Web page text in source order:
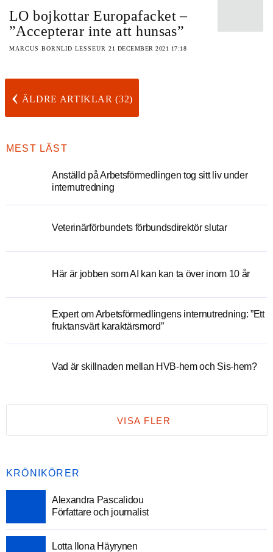
LO bojkottar Europafacket –
”Accepterar inte att hunsas”
MARCUS BORNLID LESSEUR 21 DECEMBER 2021 17:18
‹ ÄLDRE ARTIKLAR (32)
MEST LÄST
Anställd på Arbetsförmedlingen tog sitt liv under
internutredning
Veterinärförbundets förbundsdirektör slutar
Här är jobben som AI kan kan ta över inom 10 år
Expert om Arbetsförmedlingens internutredning: ”Ett
fruktansvärt karaktärsmord”
Vad är skillnaden mellan HVB-hem och Sis-hem?
VISA FLER
KRÖNIKÖRER
Alexandra Pascalidou
Författare och journalist
Lotta Ilona Häyrynen